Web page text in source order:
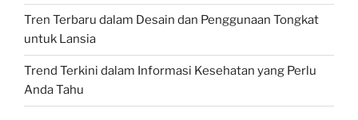
Tren Terbaru dalam Desain dan Penggunaan Tongkat
untuk Lansia
Trend Terkini dalam Informasi Kesehatan yang Perlu
Anda Tahu